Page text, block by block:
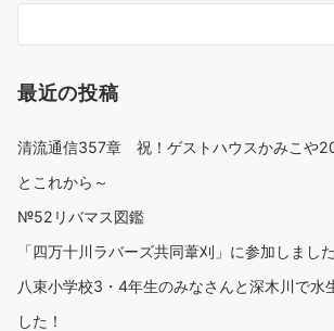
最近の投稿
清流通信357章 祝！ゲストハウスかみこや
とこれから～
№52リバマス図鑑
「四万十川ラバーズ共同葦刈」に参加しました
八束小学校3・4年生のみなさんと深木川で水
した！